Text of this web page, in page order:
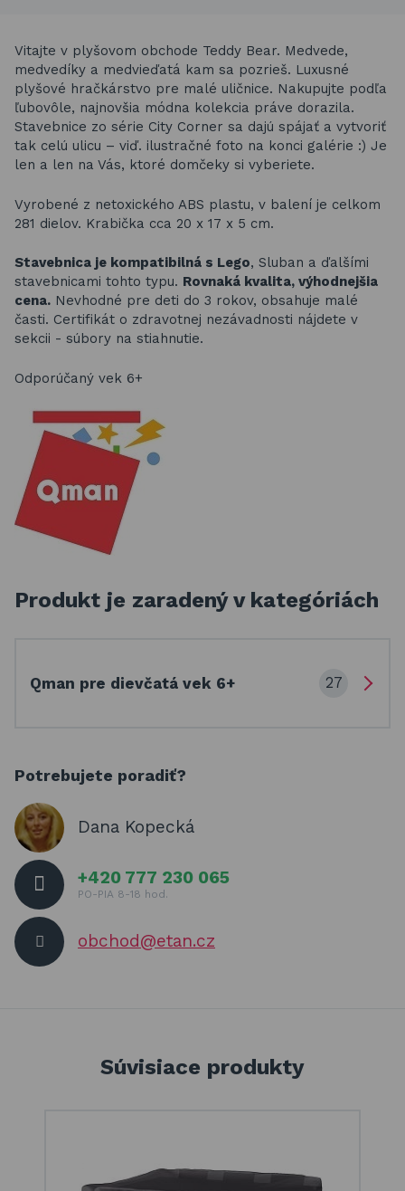
Vitajte v plyšovom obchode Teddy Bear. Medvede,
medvedíky a medvieďatá kam sa pozrieš. Luxusné
plyšové hračkárstvo pre malé uličnice. Nakupujte podľa
ľubovôle, najnovšia módna kolekcia práve dorazila.
Stavebnice zo série City Corner sa dajú spájať a vytvoriť
tak celú ulicu – viď. ilustračné foto na konci galérie :) Je
len a len na Vás, ktoré domčeky si vyberiete.
Vyrobené z netoxického ABS plastu, v balení je celkom
281 dielov. Krabička cca 20 x 17 x 5 cm.
Stavebnica je kompatibilná s Lego, Sluban a ďalšími
stavebnicami tohto typu. Rovnaká kvalita, výhodnejšia
cena. Nevhodné pre deti do 3 rokov, obsahuje malé
časti. Certifikát o zdravotnej nezávadnosti nájdete v
sekcii - súbory na stiahnutie.
Odporúčaný vek 6+
Produkt je zaradený v kategóriách
Qman pre dievčatá vek 6+ 27
Potrebujete poradiť?
Dana Kopecká
+420 777 230 065
PO-PIA 8-18 hod.
obchod@etan.cz
Súvisiace produkty